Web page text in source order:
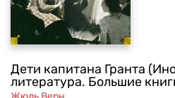
Дети капитана Гранта
литература. Большие